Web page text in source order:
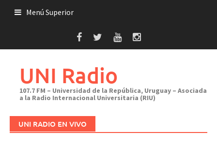
Menú Superior
UNI Radio
107.7 FM – Universidad de la República, Uruguay – Asociada
a la Radio Internacional Universitaria (RIU)
UNI RADIO EN VIVO